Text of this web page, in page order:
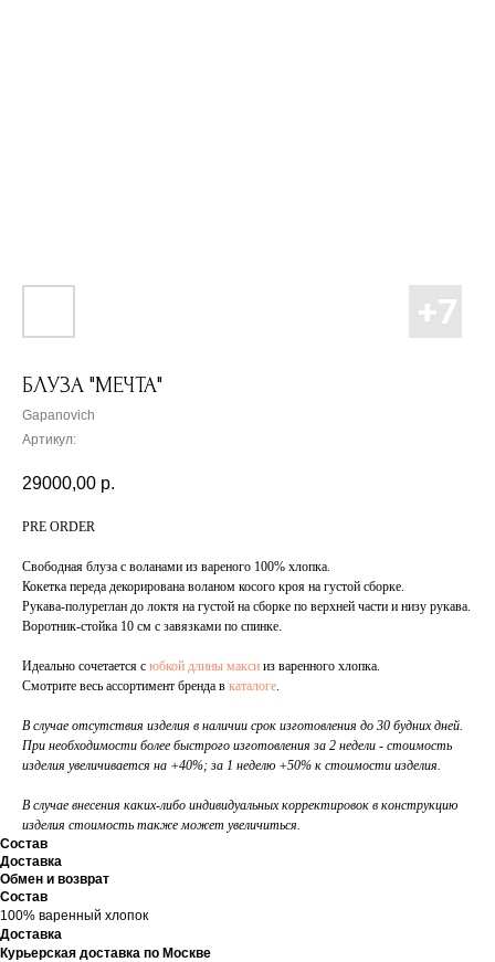
БЛУЗА "МЕЧТА"
Gapanovich
Артикул:
29000,00 р.
PRE ORDER
Свободная блуза с воланами из вареного 100% хлопка.
Кокетка переда декорирована воланом косого кроя на густой сборке.
Рукава-полуреглан до локтя на густой на сборке по верхней части и низу рукава.
Воротник-стойка 10 см с завязками по спинке.
Идеально сочетается с юбкой длины макси из варенного хлопка.
Смотрите весь ассортимент бренда в каталоге
В случае отсутствия изделия в наличии срок изготовления до 30 будних дней.
При необходимости более быстрого изготовления за 2 недели - стоимость
изделия увеличивается на +40%; за 1 неделю +50% к стоимости изделия.
В случае внесения каких-либо индивидуальных корректировок в конструкцию
изделия стоимость также может увеличиться.
Состав
Доставка
Обмен и возврат
Состав
100% варенный хлопок
Доставка
Курьерская доставка по Москве